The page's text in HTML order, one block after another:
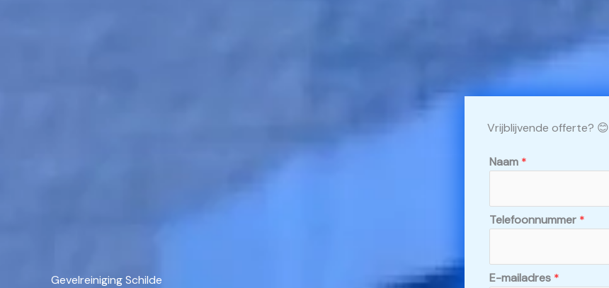
Gevelreiniging Schilde
Vrijblijvende offerte? 😊
Naam *
Telefoonnummer *
E-mailadres *